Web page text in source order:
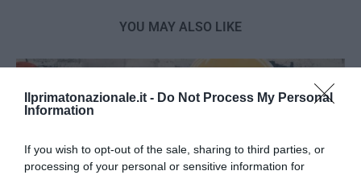
Ilprimatonazionale.it - Do Not Process My Personal
Information
If you wish to opt-out of the sale, sharing to third parties, or
processing of your personal or sensitive information for
YOU MAY ALSO LIKE